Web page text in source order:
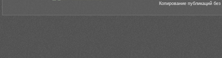
Копирование публикаций